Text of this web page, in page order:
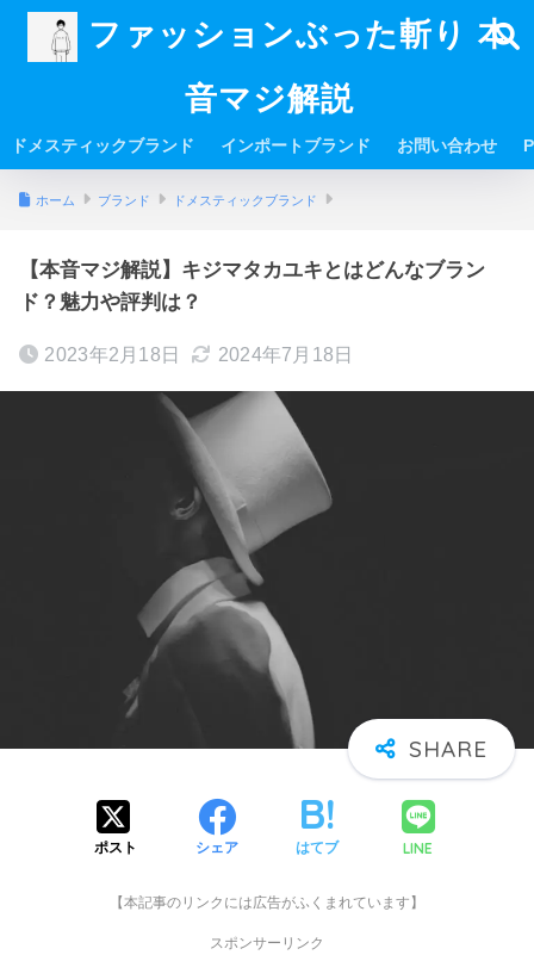
ファッションぶった斬り 本
音マジ解説
ドメスティックブランド インポートブランド お問い合わせ
ホーム ブランド ドメスティックブランド
【本音マジ解説】キジマタカユキとはどんなブラン
ド？魅力や評判は？
2023年2月18日 2024年7月18日
ポスト シェア はてブ LINE
【本記事のリンクには広告がふくまれています】
スポンサーリンク